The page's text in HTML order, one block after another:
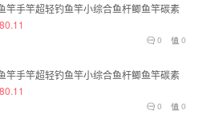
竿手竿超轻钓鱼竿小综合鱼杆鲫鱼竿碳素
0
0
竿手竿超轻钓鱼竿小综合鱼杆鲫鱼竿碳素
0
0